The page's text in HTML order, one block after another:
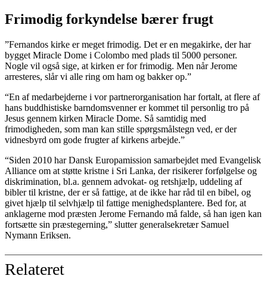
Frimodig forkyndelse bærer frugt
”Fernandos kirke er meget frimodig. Det er en megakirke, der har
bygget Miracle Dome i Colombo med plads til 5000 personer.
Nogle vil også sige, at kirken er for frimodig. Men når Jerome
arresteres, slår vi alle ring om ham og bakker op.”
“En af medarbejderne i vor partnerorganisation har fortalt, at flere af
hans buddhistiske barndomsvenner er kommet til personlig tro på
Jesus gennem kirken Miracle Dome. Så samtidig med
frimodigheden, som man kan stille spørgsmålstegn ved, er der
vidnesbyrd om gode frugter af kirkens arbejde.”
“Siden 2010 har Dansk Europamission samarbejdet med Evangelisk
Alliance om at støtte kristne i Sri Lanka, der risikerer forfølgelse og
diskrimination, bl.a. gennem advokat- og retshjælp, uddeling af
bibler til kristne, der er så fattige, at de ikke har råd til en bibel, og
givet hjælp til selvhjælp til fattige menighedsplantere. Bed for, at
anklagerne mod præsten Jerome Fernando må falde, så han igen kan
fortsætte sin præstegerning,” slutter generalsekretær Samuel
Nymann Eriksen.
Relateret